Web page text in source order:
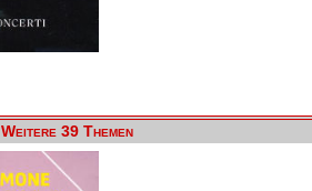
Weitere 39 Themen